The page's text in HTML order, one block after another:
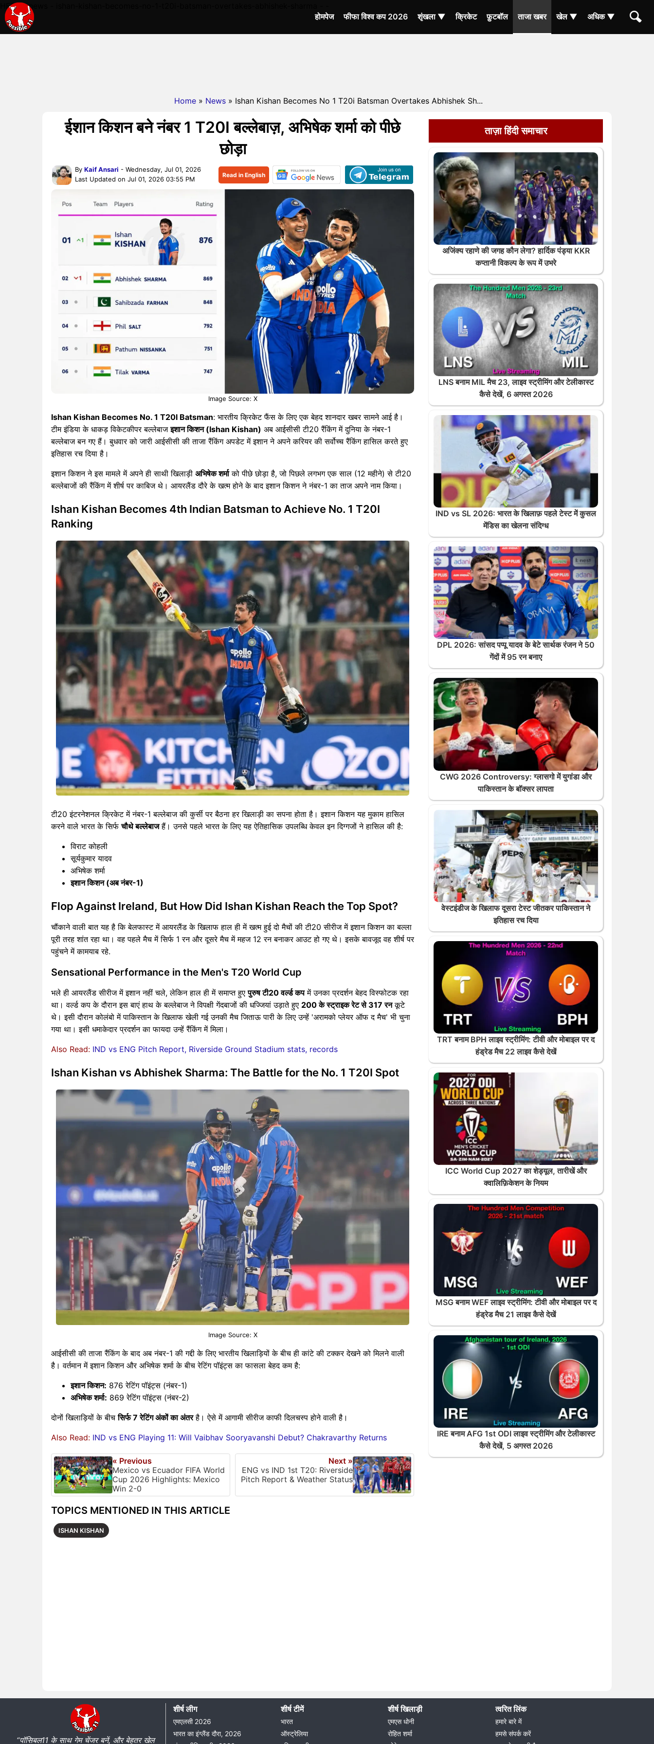
HERE - news - ishan-kishan-becomes-no-1-t20i-batsman-overtakes-abhishek-sharma - -
होमपेज
फीफा विश्व कप 2026 शृंखला ▼ क्रिकेट फ़ुटबॉल ताजा खबर खेल ▼ अधिक ▼
Home » News » Ishan Kishan Becomes No 1 T20i Batsman Overtakes Abhishek Sh...
ईशान किशन बने नंबर 1 T20I बल्लेबाज़, अभिषेक शर्मा को पीछे
छोड़ा
By Kaif Ansari - Wednesday, Jul 01, 2026
Last Updated on Jul 01, 2026 03:55 PM
Read in English
Image Source: X
Ishan Kishan Becomes No. 1 T20I Batsman: भारतीय क्रिकेट फैंस के लिए एक बेहद शानदार खबर सामने आई है।
टीम इंडिया के धाकड़ विकेटकीपर बल्लेबाजइशान किशन (Ishan Kishan) अब आईसीसी टी20 रैंकिंग में दुनिया के नंबर-1
बल्लेबाज बन गए हैं। बुधवार को जारी आईसीसी की ताजा रैंकिंग अपडेट में इशान ने अपने करियर की सर्वोच्च रैंकिंग हासिल करते हुए
इतिहास रच दिया है।
इशान किशन ने इस मामले में अपने ही साथी खिलाड़ी अभिषेक शर्माको पीछे छोड़ा है, जो पिछले लगभग एक साल (12 महीने) से टी20
बल्लेबाजों की रैंकिंग में शीर्ष पर काबिज थे। आयरलैंड दौरे के खत्म होने के बाद इशान किशन ने नंबर-1 का ताज अपने नाम किया।
Ishan Kishan Becomes 4th Indian Batsman to Achieve No. 1 T20I
Ranking
टी20 इंटरनेशनल क्रिकेट में नंबर-1 बल्लेबाज की कुर्सी पर बैठना हर खिलाड़ी का सपना होता है। इशान किशन यह मुकाम हासिल
करने वाले भारत के सिर्फचौथे बल्लेबाजहैं। उनसे पहले भारत के लिए यह ऐतिहासिक उपलब्धि केवल इन दिग्गजों ने हासिल की है:
विराट कोहली
सूर्यकुमार यादव
अभिषेक शर्मा
इशान किशन (अब नंबर-1)
Flop Against Ireland, But How Did Ishan Kishan Reach the Top Spot?
चौंकाने वाली बात यह है कि बेलफास्ट में आयरलैंड के खिलाफ हाल ही में खत्म हुई दो मैचों की टी20 सीरीज में इशान किशन का बल्ला
पूरी तरह शांत रहा था। वह पहले मैच में सिर्फ 1 रन और दूसरे मैच में महज 12 रन बनाकर आउट हो गए थे। इसके बावजूद वह शीर्ष पर
पहुंचने में कामयाब रहे.
Sensational Performance in the Men's T20 World Cup
भले ही आयरलैंड सीरीज में इशान नहीं चले, लेकिन हाल ही में समाप्त हुएपुरुष टी20 वर्ल्ड कपमें उनका प्रदर्शन बेहद विस्फोटक रहा
था। वर्ल्ड कप के दौरान इस बाएं हाथ के बल्लेबाज ने विपक्षी गेंदबाजों की धज्जियां उड़ाते हुए 200 के स्ट्राइक रेट से 317 रनकूटे
थे। इसी दौरान कोलंबो में पाकिस्तान के खिलाफ खेली गई उनकी मैच जिताऊ पारी के लिए उन्हें 'अरामको प्लेयर ऑफ द मैच' भी चुना
गया था। इसी धमाकेदार प्रदर्शन का फायदा उन्हें रैंकिंग में मिला।
Also Read: IND vs ENG Pitch Report, Riverside Ground Stadium stats, records
Ishan Kishan vs Abhishek Sharma: The Battle for the No. 1 T20I Spot
Image Source: X
आईसीसी की ताजा रैंकिंग के बाद अब नंबर-1 की गद्दी के लिए भारतीय खिलाड़ियों के बीच ही कांटे की टक्कर देखने को मिलने वाली
है। वर्तमान में इशान किशन और अभिषेक शर्मा के बीच रेटिंग पॉइंट्स का फासला बेहद कम है:
इशान किशन: 876 रेटिंग पॉइंट्स (नंबर-1)
अभिषेक शर्मा: 869 रेटिंग पॉइंट्स (नंबर-2)
दोनों खिलाड़ियों के बीचसिर्फ 7 रेटिंग अंकों का अंतरहै। ऐसे में आगामी सीरीज काफी दिलचस्प होने वाली है।
Also Read: IND vs ENG Playing 11: Will Vaibhav Sooryavanshi Debut? Chakravarthy Returns
« Previous
Mexico vs Ecuador FIFA World
Cup 2026 Highlights: Mexico
Win 2-0
Next »
ENG vs IND 1st T20: Riverside
Pitch Report & Weather Status
TOPICS MENTIONED IN THIS ARTICLE
ISHAN KISHAN
ताज़ा हिंदी समाचार
अजिंक्य रहाणे की जगह कौन लेगा? हार्दिक पंड्या KKR
कप्तानी विकल्प के रूप में उभरे
LNS बनाम MIL मैच 23, लाइव स्ट्रीमिंग और टेलीकास्ट
कैसे देखें, 6 अगस्त 2026
IND vs SL 2026: भारत के खिलाफ़ पहले टेस्ट में कुसल
मेंडिस का खेलना संदिग्ध
DPL 2026: सांसद पप्पू यादव के बेटे सार्थक रंजन ने 50
गेंदों में 95 रन बनाए
CWG 2026 Controversy: ग्लासगो में युगांडा और
पाकिस्तान के बॉक्सर लापता
वेस्टइंडीज के खिलाफ दूसरा टेस्ट जीतकर पाकिस्तान ने
इतिहास रच दिया
TRT बनाम BPH लाइव स्ट्रीमिंग: टीवी और मोबाइल पर द
हंड्रेड मैच 22 लाइव कैसे देखें
ICC World Cup 2027 का शेड्यूल, तारीखें और
क्वालिफ़िकेशन के नियम
MSG बनाम WEF लाइव स्ट्रीमिंग: टीवी और मोबाइल पर द
हंड्रेड मैच 21 लाइव कैसे देखें
IRE बनाम AFG 1st ODI लाइव स्ट्रीमिंग और टेलीकास्ट
कैसे देखें, 5 अगस्त 2026
“पॉसिबल11 के साथ गेम चेंजर बनें, और बेहतर खेल
शीर्ष लीग
एमएलसी 2026
भारत का इंग्लैंड दौरा, 2026
शीर्ष टीमें
भारत
ऑस्ट्रेलिया
शीर्ष खिलाड़ी
एमएस धोनी
रोहित शर्मा
त्वरित लिंक
हमारे बारे में
हमसे संपर्क करें